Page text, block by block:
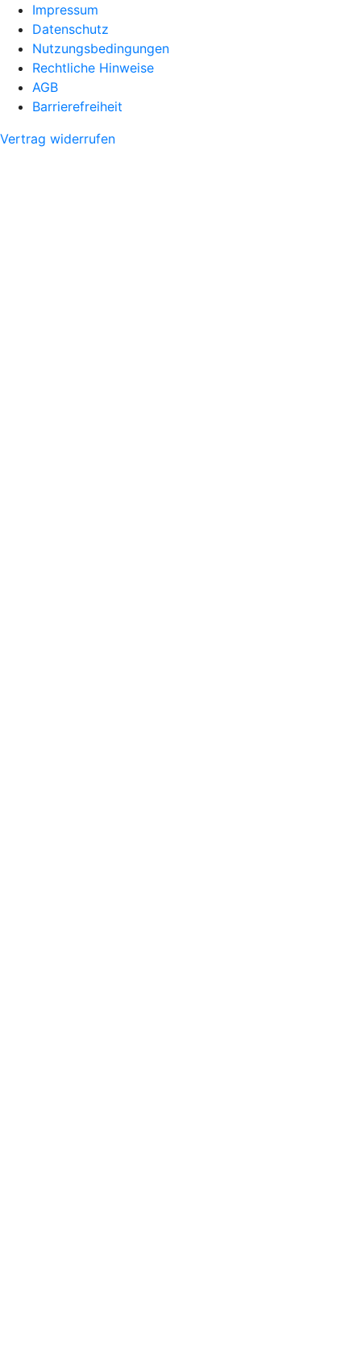
Impressum
Datenschutz
Nutzungsbedingungen
Rechtliche Hinweise
AGB
Barrierefreiheit
Vertrag widerrufen